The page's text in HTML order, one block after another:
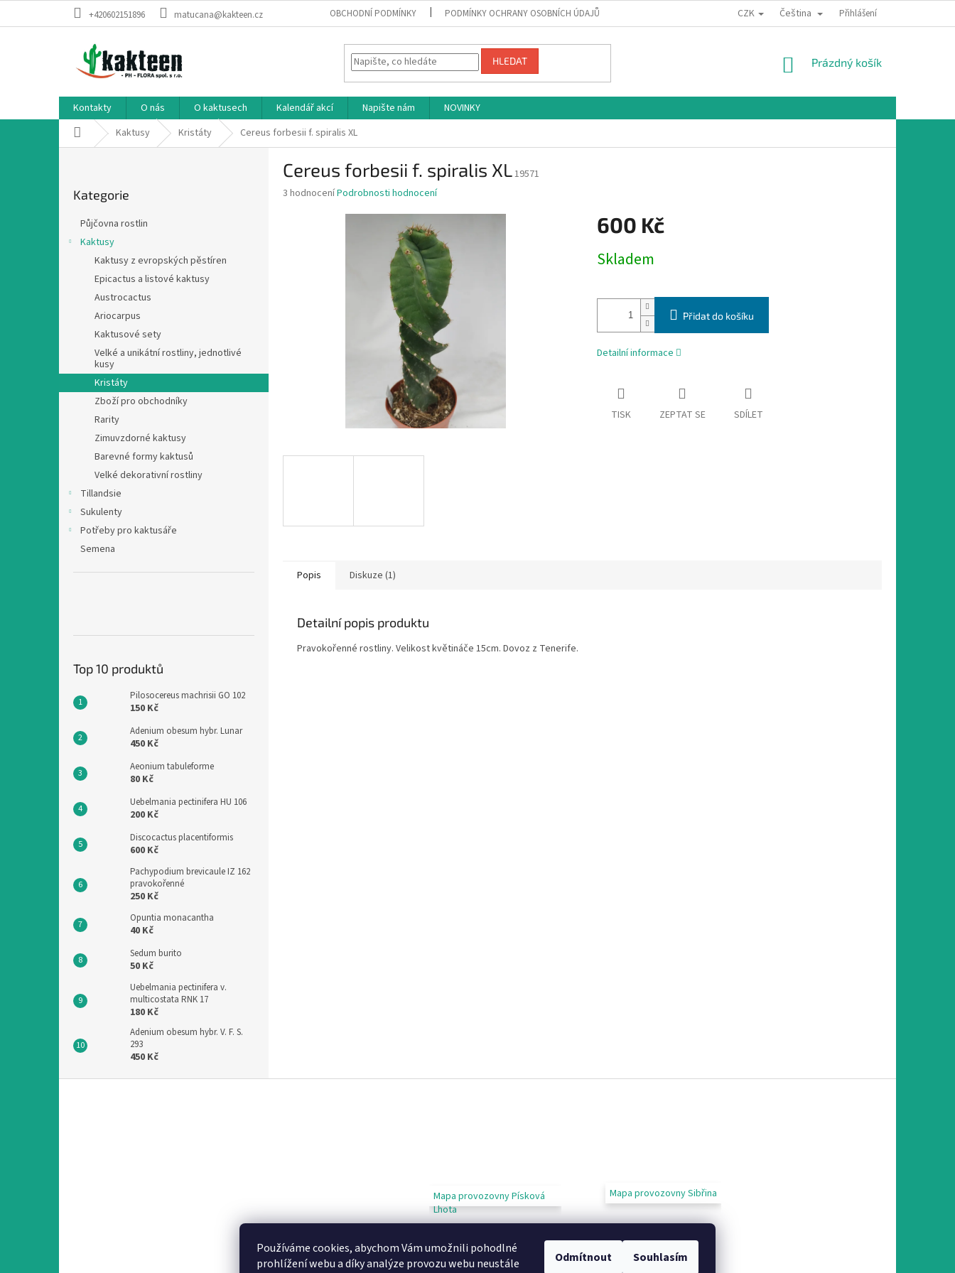
Používáme cookies, abychom Vám umožnili pohodlné
prohlížení webu a díky analýze provozu webu neustále
Odmítnout Souhlasím
+420602151896 matucana@kakteen.cz OBCHODNÍ PODMÍNKY PODMÍNKY OCHRANY OSOBNÍCH ÚDAJŮ CZK Čeština Přihlášení
HLEDAT
NÁKUPNÍ
Prázdný košík
Kontakty O nás O kaktusech Kalendář akcí Napište nám
NOVINKY
Domů Kaktusy Kristáty Cereus forbesii f. spiralis XL
kategorie
Kategorie
Půjčovna rostlin
Kaktusy
Kaktusy z evropských pěstíren
Epicactus a listové kaktusy
Austrocactus
Ariocarpus
Kaktusové sety
Velké a unikátní rostliny, jednotlivé
kusy
Kristáty
Zboží pro obchodníky
Rarity
Zimuvzdorné kaktusy
Barevné formy kaktusů
Velké dekorativní rostliny
Tillandsie
Sukulenty
Potřeby pro kaktusáře
Semena
Top 10 produktů
Pilosocereus machrisii GO 102
150 Kč
Adenium obesum hybr. Lunar
450 Kč
Aeonium tabuleforme
80 Kč
Uebelmania pectinifera HU 106
200 Kč
Discocactus placentiformis
600 Kč
Pachypodium brevicaule IZ 162
pravokořenné
250 Kč
Opuntia monacantha
40 Kč
Sedum burito
50 Kč
Uebelmania pectinifera v.
multicostata RNK 17
180 Kč
Adenium obesum hybr. V. F. S.
293
450 Kč
Cereus forbesii f. spiralis XL19571
Průměrné
3 hodnoceníPodrobnosti hodnocení
600 Kč
cena:
Skladem
Přidat do košíku
Detailní informace
TISK ZEPTAT SE SDÍLET
Popis Diskuze (1)
Detailní popis produktu
Pravokořenné rostliny. Velikost květináče 15cm. Dovoz z Tenerife.
Mapa provozovny Písková
Lhota
Mapa provozovny Sibřina